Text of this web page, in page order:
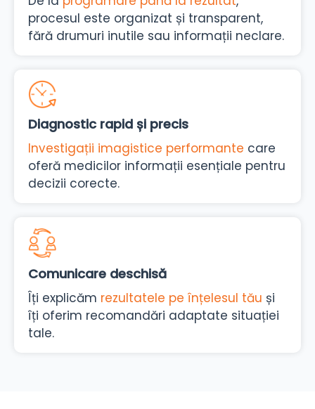
procesul este organizat și transparent,
fără drumuri inutile sau informații neclare.
Diagnostic rapid și precis
Investigații imagistice performante care
oferă medicilor informații esențiale pentru
decizii corecte.
Comunicare deschisă
Îți explicăm rezultatele pe înțelesul tău și
îți oferim recomandări adaptate situației
tale.